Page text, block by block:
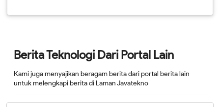
Berita Teknologi Dari Portal Lain
Kami juga menyajikan beragam berita dari portal berita lain
untuk melengkapi berita di Laman Javatekno